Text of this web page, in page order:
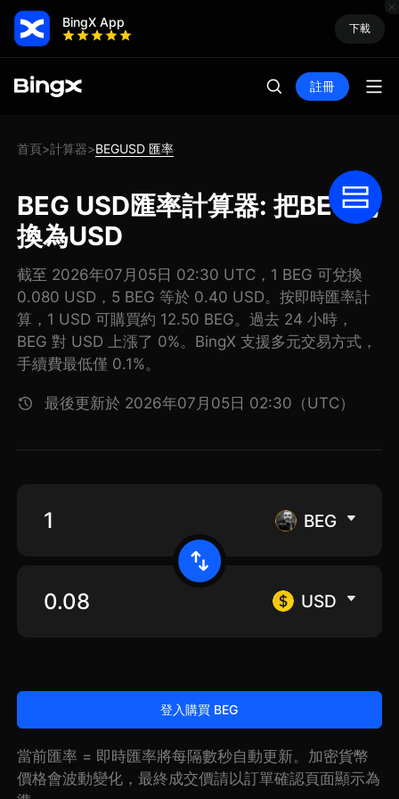
BingX App 下載
註冊
首頁>計算器>BEGUSD 匯率
BEG USD匯率計算器: 把BEG兌
換為USD
截至 2026年07月05日 02:30 UTC，1 BEG 可兌換
0.080 USD，5 BEG 等於 0.40 USD。按即時匯率計
算，1 USD 可購買約 12.50 BEG。過去 24 小時，
BEG 對 USD 上漲了 0%。BingX 支援多元交易方式，
手續費最低僅 0.1%。
最後更新於 2026年07月05日 02:30（UTC）
BEG
USD
登入購買 BEG
當前匯率 = 即時匯率將每隔數秒自動更新。加密貨幣
價格會波動變化，最終成交價請以訂單確認頁面顯示為